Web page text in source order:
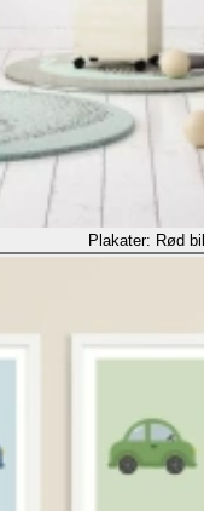
Plakater: Rød